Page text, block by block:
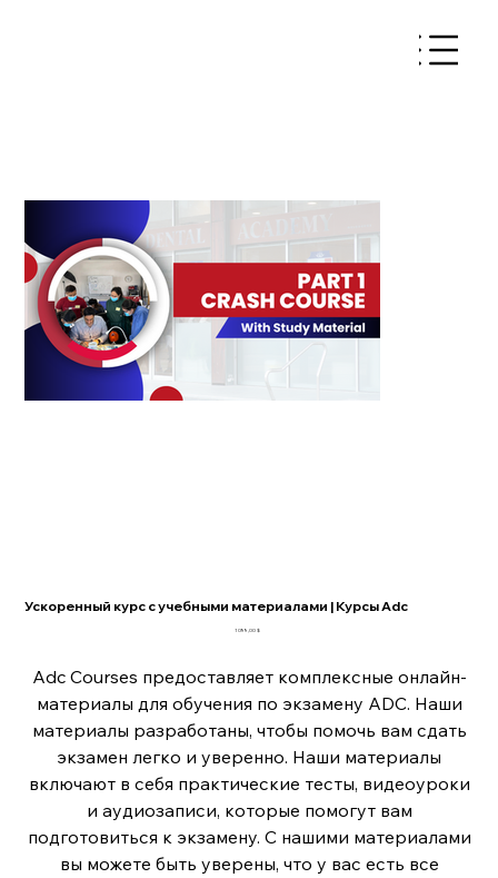
Ускоренный курс с учебными материалами | Курсы Adc
Цена
1 099,00 $
Adc Courses предоставляет комплексные онлайн-
материалы для обучения по экзамену ADC. Наши
материалы разработаны, чтобы помочь вам сдать
экзамен легко и уверенно. Наши материалы
включают в себя практические тесты, видеоуроки
и аудиозаписи, которые помогут вам
подготовиться к экзамену. С нашими материалами
вы можете быть уверены, что у вас есть все